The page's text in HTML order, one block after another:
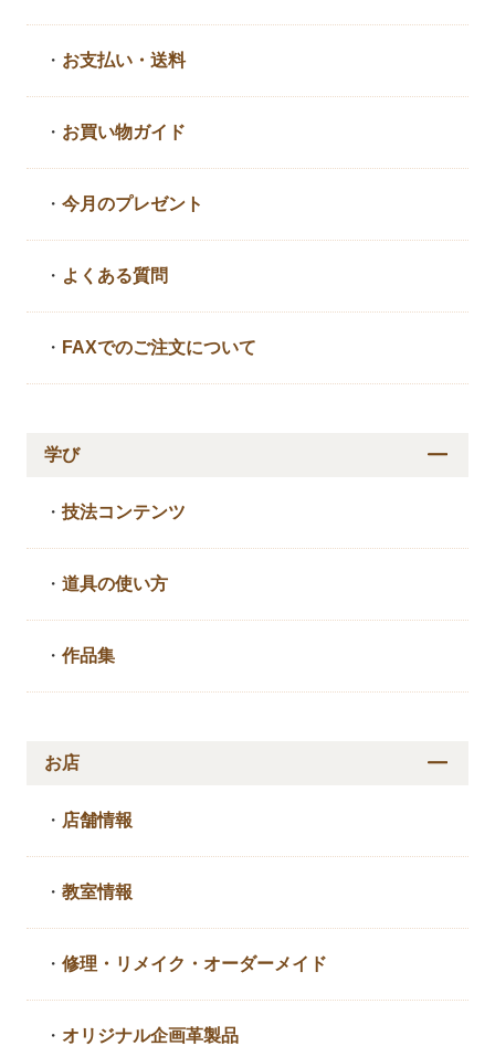
・ お支払い・送料
・ お買い物ガイド
・今月のプレゼント
・ よくある質問
・ FAXでのご注文について
学び
・技法コンテンツ
・道具の使い方
・作品集
お店
・ 店舗情報
・教室情報
・修理・リメイク・ オーダーメイド
・ オリジナル企画革製品